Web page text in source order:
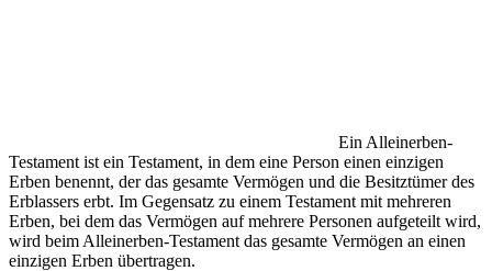
Ein Alleinerben-
Testament ist ein Testament, in dem eine Person einen einzigen
Erben benennt, der das gesamte Vermögen und die Besitztümer des
Erblassers erbt. Im Gegensatz zu einem Testament mit mehreren
Erben, bei dem das Vermögen auf mehrere Personen aufgeteilt wird,
wird beim Alleinerben-Testament das gesamte Vermögen an einen
einzigen Erben übertragen.